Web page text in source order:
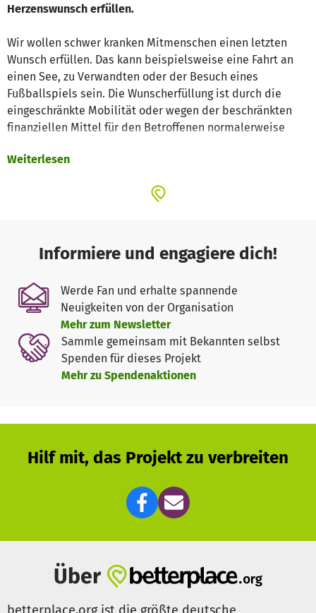
Herzenswunsch erfüllen.
Wir wollen schwer kranken Mitmenschen einen letzten
Wunsch erfüllen. Das kann beispielsweise eine Fahrt an
einen See, zu Verwandten oder der Besuch eines
Fußballspiels sein. Die Wunscherfüllung ist durch die
eingeschränkte Mobilität oder wegen der beschränkten
finanziellen Mittel für den Betroffenen normalerweise
Mitarbeiter Kontakt auf und besprechen den
individuellen Wunsch im Detail. Anschließend wird ein
Gremium aus einem Arzt, Pflegepersonal/Betreuer und
Organisator darüber entscheiden, wie der Wunsch konkret
umgesetzt werden kann. Für die Mittelbeschaffung ist der
BRK-Kreisverband Rosenheim zuständig. Die Mitarbeiter,
die sich beim Herzenswunsch-Hospizmobil engagieren,
sind Ehrenamtliche. Sie bringen ihre Leistung freiwillig
und unentgeltlich ein. Unser Team besteht aus Ärzten,
zukünftigen Herzenswünschen verwendet. Mit den Mitteln
finanzieren wir die anfallenden Kosten des Wunsches
selbst und den Unterhalt des Herzenswunschmobils.
Weiterlesen
Informiere und engagiere dich!
Werde Fan und erhalte spannende
Neuigkeiten von der Organisation
Mehr zum Newsletter
Sammle gemeinsam mit Bekannten selbst
Spenden für dieses Projekt
Mehr zu Spendenaktionen
Hilf mit, das Projekt zu verbreiten
Über